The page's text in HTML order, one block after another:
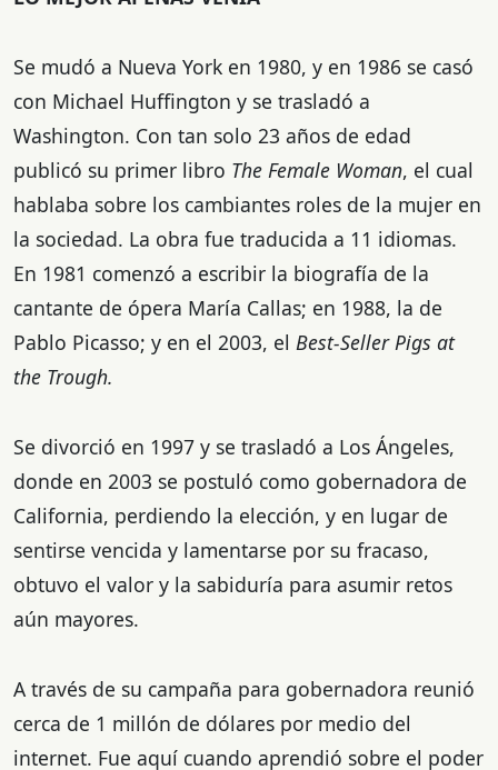
Se mudó a Nueva York en 1980, y en 1986 se casó
con Michael Huffington y se trasladó a
Washington. Con tan solo 23 años de edad
publicó su primer libro The Female Woman, el cual
hablaba sobre los cambiantes roles de la mujer en
la sociedad. La obra fue traducida a 11 idiomas.
En 1981 comenzó a escribir la biografía de la
cantante de ópera María Callas; en 1988, la de
Pablo Picasso; y en el 2003, el Best-Seller Pigs at
the Trough.
Se divorció en 1997 y se trasladó a Los Ángeles,
donde en 2003 se postuló como gobernadora de
California, perdiendo la elección, y en lugar de
sentirse vencida y lamentarse por su fracaso,
obtuvo el valor y la sabiduría para asumir retos
aún mayores.
A través de su campaña para gobernadora reunió
cerca de 1 millón de dólares por medio del
internet. Fue aquí cuando aprendió sobre el poder